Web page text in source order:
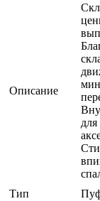
Описание
Тип